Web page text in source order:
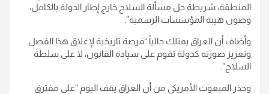
المنطقة، شريطة حل مسألة السلاح خارج إطار الدولة بالكامل،
وصون هيبة المؤسسات الرسمية”.
وأضاف أن العراق يمتلك حالياً “فرصة تاريخية لإغلاق هذا الفصل
وتعزيز صورته كدولة تقوم على سيادة القانون، لا على سلطة
السلاح”.
وحذر المبعوث الأمريكي من أن العراق يقف اليوم “على مفترق